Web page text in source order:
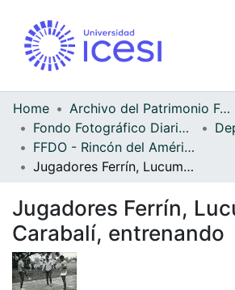
Home
Archivo del Patrimonio Fotográfico y Fílmico del Valle del Cauca
Fondo Fotográfico Diario Occidente
FFDO - Rincón del América - Patrimonial
Jugadores Ferrín, Lucumí, Carabalí, entrenando
Jugadores Ferrín,
Carabalí, entrenando